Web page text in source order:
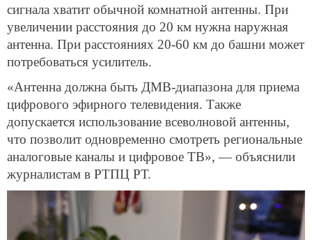
сигнала хватит обычной комнатной антенны. При
увеличении расстояния до 20 км нужна наружная
антенна. При расстояниях 20-60 км до башни может
потребоваться усилитель.
«Антенна должна быть ДМВ-диапазона для приема
цифрового эфирного телевидения. Также
допускается использование всеволновой антенны,
что позволит одновременно смотреть региональные
аналоговые каналы и цифровое ТВ», — объяснили
журналистам в РТПЦ РТ.